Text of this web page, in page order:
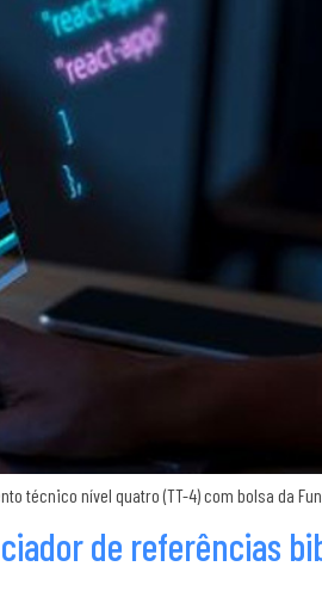
técnico nível quatro (TT-4) com bolsa da
de referências